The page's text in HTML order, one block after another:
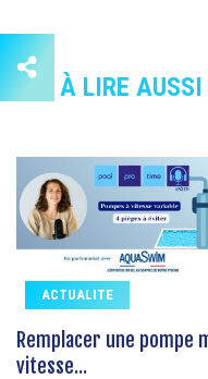
À LIRE AUSSI
ACTUALITE
Remplacer une pompe
vitesse...